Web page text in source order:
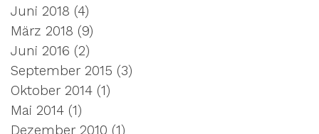
Juni 2018 (4)
März 2018 (9)
Juni 2016 (2)
September 2015 (3)
Oktober 2014 (1)
Mai 2014 (1)
Dezember 2010 (1)